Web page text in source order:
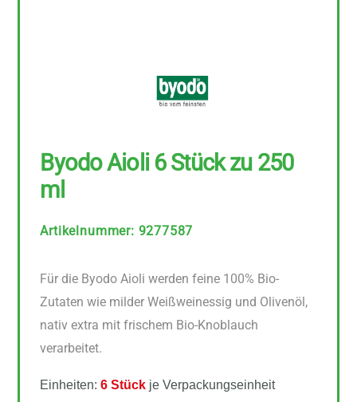
Byodo Aioli 6 Stück zu 250
ml
Artikelnummer: 9277587
Für die Byodo Aioli werden feine 100% Bio-
Zutaten wie milder Weißweinessig und Olivenöl,
nativ extra mit frischem Bio-Knoblauch
verarbeitet.
Einheiten:6 Stück je Verpackungseinheit